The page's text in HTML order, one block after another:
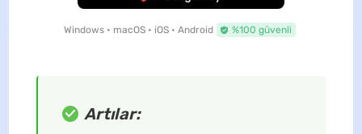
Windows • macOS • iOS • Android %100 güvenli
Artılar: